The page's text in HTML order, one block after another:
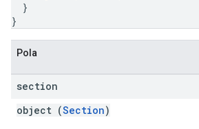
}
}
Pola
section
object (Section)